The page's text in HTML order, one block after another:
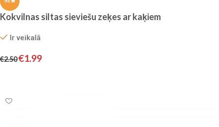
Kokvilnas siltas sieviešu zeķes ar kaķiem
Ir veikalā
€2.50€1.99